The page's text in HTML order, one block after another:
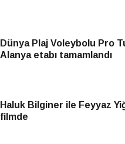
Dünya Plaj Voleybolu Pro
Alanya etabı tamamlandı
Haluk Bilginer ile Feyyaz
filmde